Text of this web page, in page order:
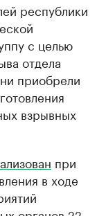
республики
с целью
отдела
приобрели
взрывных
при
в ходе